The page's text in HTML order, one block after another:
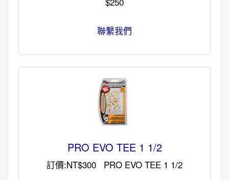
聯繫我們
PRO EVO TEE 1 1/2
訂價:NT$300 PRO EVO TEE 1 1/2